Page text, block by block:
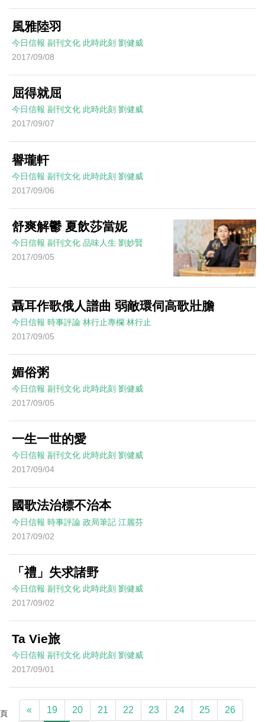
風雅陸羽
今日信報 副刊文化 此時此刻 劉健威
2017/09/08
屈得就屈
今日信報 副刊文化 此時此刻 劉健威
2017/09/07
譽瓏軒
今日信報 副刊文化 此時此刻 劉健威
2017/09/06
舒爽解鬱 夏飲莎當妮
今日信報 副刊文化 品味人生 劉妙賢
2017/09/05
聶耳作歌俄人譜曲 弱敵環伺高歌壯膽
今日信報 時事評論 林行止專欄 林行止
2017/09/05
媚俗粥
今日信報 副刊文化 此時此刻 劉健威
2017/09/05
一生一世的愛
今日信報 副刊文化 此時此刻 劉健威
2017/09/04
國歌法治標不治本
今日信報 時事評論 政局筆記 江麗芬
2017/09/02
「禮」失求諸野
今日信報 副刊文化 此時此刻 劉健威
2017/09/02
Ta Vie旅
今日信報 副刊文化 此時此刻 劉健威
2017/09/01
頁 « 19 20 21 22 23 24 25 26